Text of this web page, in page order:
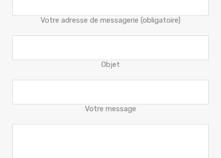
Votre adresse de messagerie (obligatoire)
Objet
Votre message